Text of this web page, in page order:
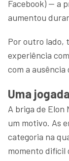
Facebook) — a
aumentou
Por outro lado,
experiência
com a
Uma
A briga de Elon
um motivo. As
categoria na
momento difícil